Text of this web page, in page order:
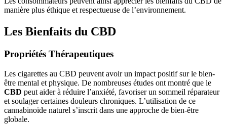
manière plus éthique et respectueuse de l’environnement.
Les Bienfaits du CBD
Propriétés Thérapeutiques
Les cigarettes au CBD peuvent avoir un impact positif sur le bien-
être mental et physique. De nombreuses études ont montré que le
CBD peut aider à réduire l’anxiété, favoriser un sommeil réparateur
et soulager certaines douleurs chroniques. L’utilisation de ce
cannabinoïde naturel s’inscrit dans une approche de bien-être
globale.